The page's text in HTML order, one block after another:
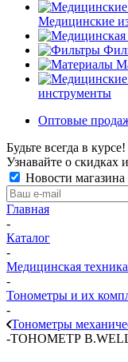
Медицинские
инструменты
Оптовые
Будьте всегда в курсе!
Узнавайте о скидках
Новости магазина
Главная
-
Каталог
-
Медицинская техника
-
Тонометры и их
-
Тонометры
-ТОНОМЕТР